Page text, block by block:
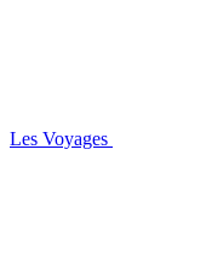
Les Voyages